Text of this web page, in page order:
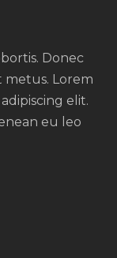
Donec
metus. Lorem
elit.
eu leo